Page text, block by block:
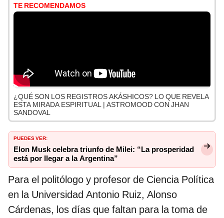
TE RECOMENDAMOS
¿QUÉ SON LOS REGISTROS AKÁSHICOS? LO QUE REVELA
ESTA MIRADA ESPIRITUAL | ASTROMOOD CON JHAN
SANDOVAL
PUEDES VER:
Elon Musk celebra triunfo de Milei: “La prosperidad
está por llegar a la Argentina”
Para el politólogo y profesor de Ciencia Política
en la Universidad Antonio Ruiz, Alonso
Cárdenas, los días que faltan para la toma de